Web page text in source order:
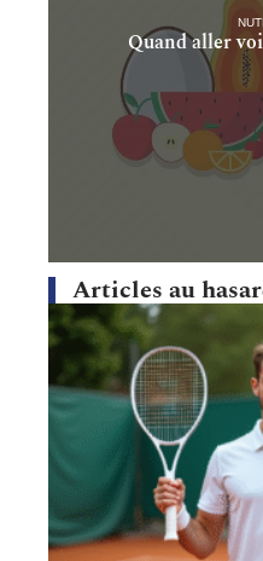
Quand aller
Articles au